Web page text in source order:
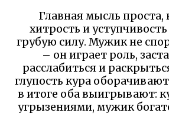
Главная мысль проста,
хитрость и
грубую силу. Мужик не
– он играет роль,
расслабиться и
глупость кура
в итоге оба выигрывают:
угрызениями, мужик